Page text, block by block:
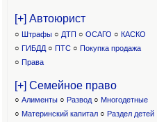
[+] Автоюрист
○ Штрафы ○ ДТП ○ ОСАГО ○ КАСКО
○ ГИБДД ○ ПТС ○ Покупка продажа
○ Права
[+] Семейное право
○ Алименты ○ Развод ○ Многодетные
○ Материнский капитал○ Раздел детей